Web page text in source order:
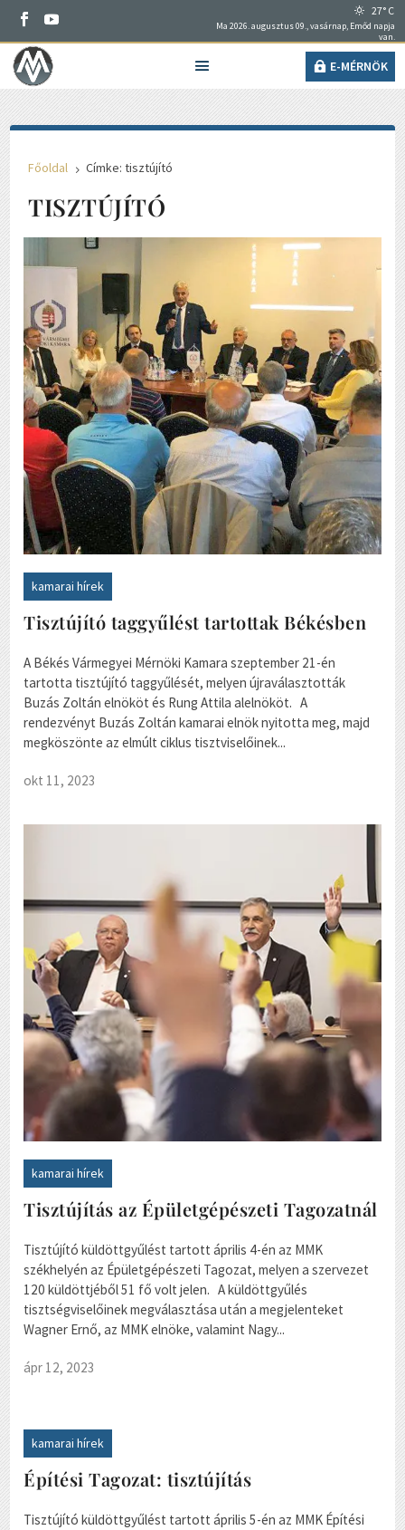
27° C
Ma 2026. augusztus 09., vasárnap, Emőd napja
van.
E-MÉRNÖK
Főoldal 5 Címke: tisztújító
TISZTÚJÍTÓ
kamarai hírek
Tisztújító taggyűlést tartottak Békésben
A Békés Vármegyei Mérnöki Kamara szeptember 21-én
tartotta tisztújító taggyűlését, melyen újraválasztották
Buzás Zoltán elnököt és Rung Attila alelnököt. A
rendezvényt Buzás Zoltán kamarai elnök nyitotta meg, majd
megköszönte az elmúlt ciklus tisztviselőinek...
okt 11, 2023
kamarai hírek
Tisztújítás az Épületgépészeti Tagozatnál
Tisztújító küldöttgyűlést tartott április 4-én az MMK
székhelyén az Épületgépészeti Tagozat, melyen a szervezet
120 küldöttjéből 51 fő volt jelen. A küldöttgyűlés
tisztségviselőinek megválasztása után a megjelenteket
Wagner Ernő, az MMK elnöke, valamint Nagy...
ápr 12, 2023
kamarai hírek
Építési Tagozat: tisztújítás
Tisztújító küldöttgyűlést tartott április 5-én az MMK Építési